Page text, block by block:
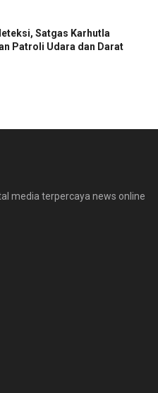
Satgas Karhutla
Patroli Udara dan Darat
media terpercaya news online